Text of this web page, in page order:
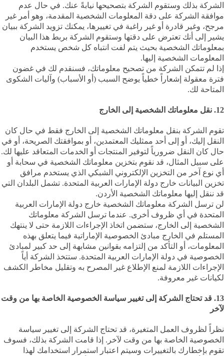
الشركة بذلك وستقوم الشركة بتصحيحها نيابةً عنك. في حال عدم
موافقة الشركة على دقة المعلومات الشخصية المقدمة، وهو أمر غير
مرجح، وغير قادرة أو غير راغبة في تغييرها، يمكنك تزويد الشركة ببيان
يشير إلى أنك تعترض على دقتها وستقوم الشركة بربط هذا البيان
بمعلوماتك الشخصية بحيث يتم لفت انتباه كل شخص يستخدم
المعلومات الشخصية إليها.
إذا لم تتمكن الشركة من تصحيح معلوماتك، فسنقدم لك في غضون
فترة معقولة إشعاراً خطياً يوضح السبب (أو الأسباب) وآليات الشكوى
المتاحة لك.
12. نقل معلوماتك الشخصية إلى الخارج
تقوم الشركة بنقل معلوماتك الشخصية إلى الخارج فقط في حال كان
النقل إليك، أو إلى أحد ممثليك المعتمدين، أو بموافقتك الصريحة، أو في
حال كان النقل ضرورياً لتوفير المنتجات أو الخدمات المتعاقد عليها لك.
على سبيل المثال، قد نقوم بتخزين معلوماتك الشخصية في سحابة أو
أي نوع آخر من التخزين الإلكتروني الشبكي الذي يستخدم مرافق
تخزين البيانات خارج دولة الإمارات العربية المتحدة. تشمل البلدان التي
قد ننقل إليها معلوماتك الشخصية الأردن.
لن ترسل الشركة معلوماتك الشخصية خارج دولة الإمارات العربية
المتحدة في أي ظروف أخرى. عندما ترسل الشركة معلوماتك
الشخصية إلى الخارج، ستضمن اتخاذ الإجراءات اللازمة حتى لا ينتهك
المستلم في الخارج مبادئ الخصوصية الإماراتية فيما يتعلق بهذه
المعلومات، أو التأكد من إلتزامه بقوانين مشابهة إلى حد كبير لمبادئ
الخصوصية في دولة الإمارات العربية المتحدة. ستتخذ الشركة أياً
الإجراءات اللازمة لمنع الإطلاع غير المصرح به وتقليل مخاطر الكشف
لكيانات غير معروفة.
13. قد تحتاج الشركة إلى تغيير سياسة الخصوصية الخاصة بها من وقت
لآخر
نظراً لظروف العمل المتغيرة، قد تحتاج الشركة إلى تغيير سياسة
الخصوصية الخاصة بها من وقت لآخر. إذا قامت الشركة بذلك، فسوف
تقوم بإخطارك بالتغييرات وسيتم اعتبار استمرار استخدامك لهذا